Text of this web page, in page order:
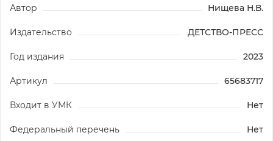
Автор Нищева Н.В.
Издательство ДЕТСТВО-ПРЕСС
Год издания 2023
Артикул 65683717
Входит в УМК Нет
Федеральный перечень Нет